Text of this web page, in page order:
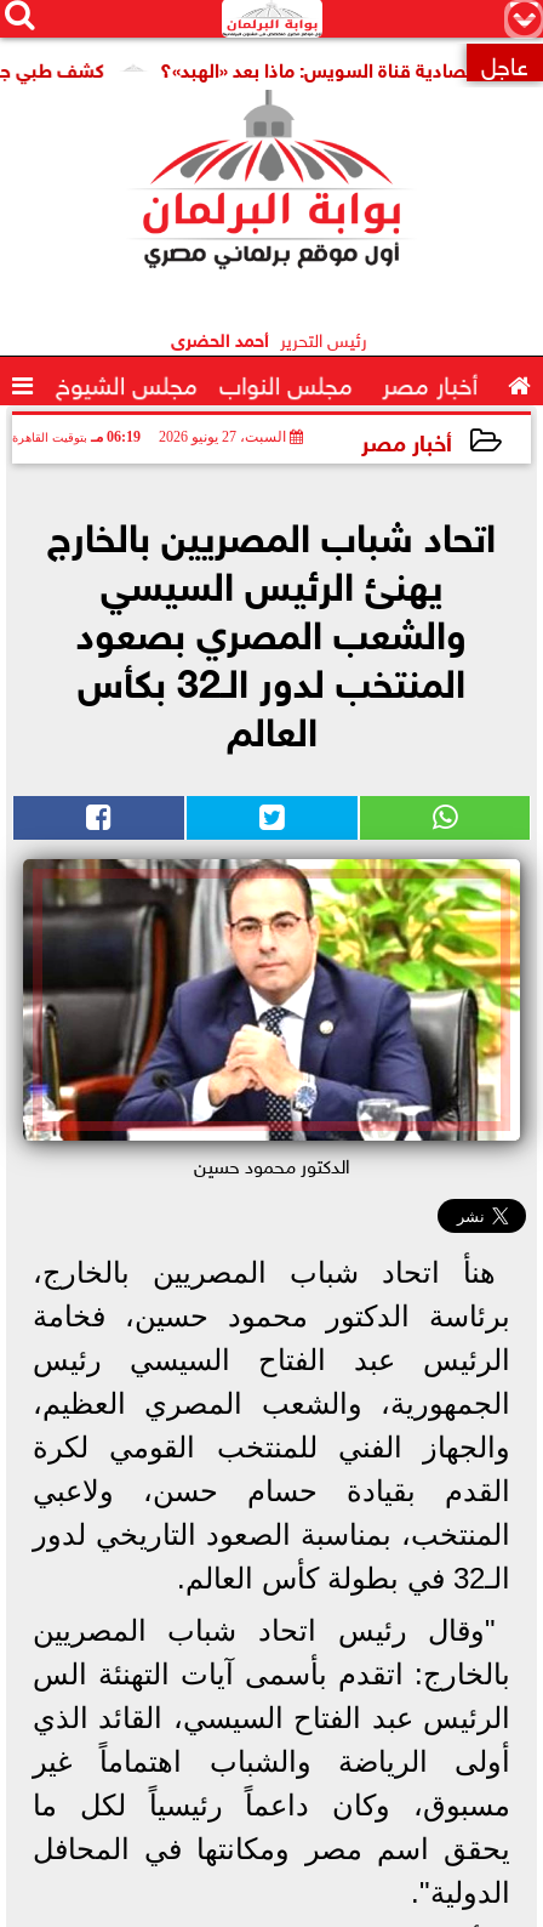
×


 عاجل كشف طبي جديد قناة السويس: ماذا بعد «الهبد»؟
رئيس التحرير أحمد الحضرى
 أخبار مصر مجلس النواب مجلس الشيوخ 
أخبار مصر السبت، 27 يونيو 2026 06:19 مـ بتوقيت القاهرة
اتحاد شباب المصريين بالخارج
يهنئ الرئيس السيسي
والشعب المصري بصعود
المنتخب لدور الـ32 بكأس
العالم
الدكتور محمود حسين
هنأ اتحاد شباب المصريين بالخارج،
برئاسة الدكتور محمود حسين، فخامة
الرئيس عبد الفتاح السيسي رئيس
الجمهورية، والشعب المصري العظيم،
والجهاز الفني للمنتخب القومي لكرة
القدم بقيادة حسام حسن، ولاعبي
المنتخب، بمناسبة الصعود التاريخي لدور
الـ32 في بطولة كأس العالم.
"وقال رئيس اتحاد شباب المصريين
بالخارج: اتقدم بأسمى آيات التهنئة الس
الرئيس عبد الفتاح السيسي، القائد الذي
أولى الرياضة والشباب اهتماماً غير
مسبوق، وكان داعماً رئيسياً لكل ما
يحقق اسم مصر ومكانتها في المحافل
الدولية".